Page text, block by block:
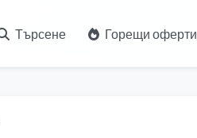
Търсене Горещи оферти